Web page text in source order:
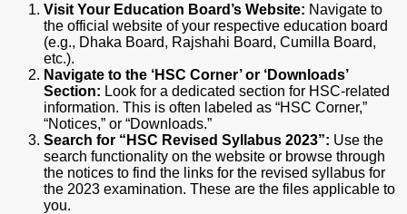
Visit Your Education Board’s Website: Navigate to
the official website of your respective education board
(e.g., Dhaka Board, Rajshahi Board, Cumilla Board,
etc.).
Navigate to the ‘HSC Corner’ or ‘Downloads’
Section: Look for a dedicated section for HSC-related
information. This is often labeled as “HSC Corner,”
“Notices,” or “Downloads.”
Search for “HSC Revised Syllabus 2023”: Use the
search functionality on the website or browse through
the notices to find the links for the revised syllabus for
the 2023 examination. These are the files applicable to
you.